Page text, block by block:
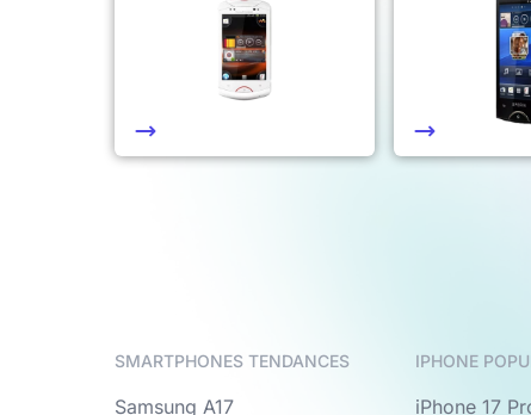
SMARTPHONES TENDANCES
Samsung A17
IPHONE
iPhone 17